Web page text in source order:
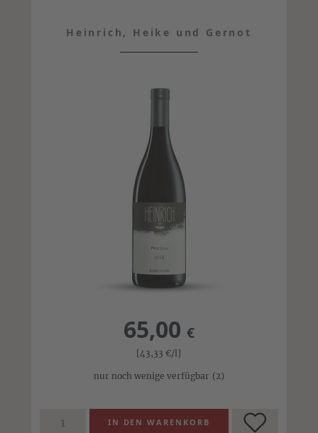
Heinrich, Heike und Gernot
65,00 €
[43,33€/l]
nur noch wenige verfügbar (2)